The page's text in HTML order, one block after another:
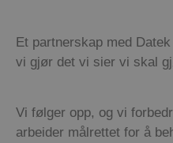
Et partnerskap med Datek
vi gjør det vi sier vi skal
Vi følger opp, og vi
arbeider målrettet for å